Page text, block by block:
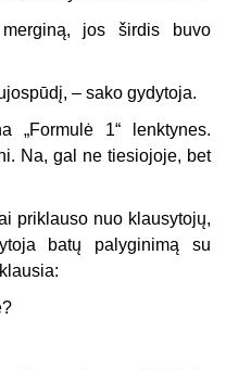
jos širdis buvo
– sako gydytoja.
„Formulė 1“ lenktynes.
Na, gal ne tiesiojoje, bet
priklauso nuo klausytojų,
batų palyginimą su